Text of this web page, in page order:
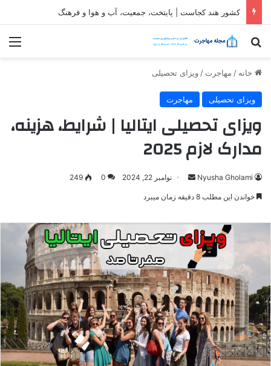
ثبت شرکت در قطر| شرایط و مراحل تاسیس شرکت در قطر
جستجو برای
خانه / مهاجرت / ویزای تحصیلی
ویزای تحصیلی مهاجرت
ویزای تحصیلی ایتالیا | شرایط، هزینه،
مدارک لازم 2025
Nyusha Gholami
ارسالنوامبر 22, 2024 0
249
خواندن این مطلب 8 دقیقه زمان میبرد